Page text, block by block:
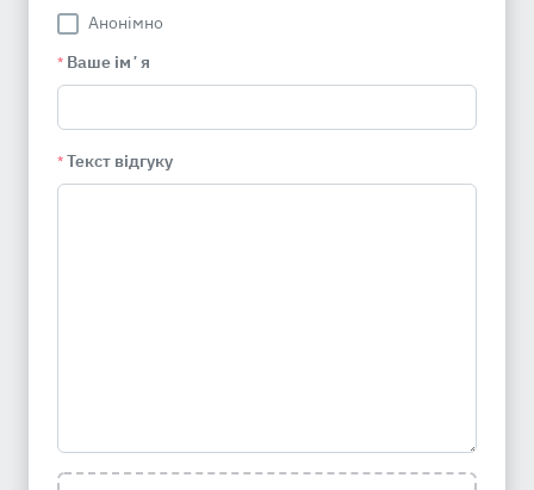
Анонімно
* Ваше імʼя
* Текст відгуку